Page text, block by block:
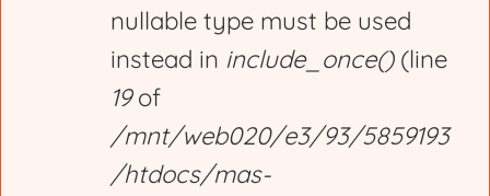
nullable type must be used
instead in include_once()(line
19of
/mnt/web020/e3/93/5859193
/htdocs/mas-